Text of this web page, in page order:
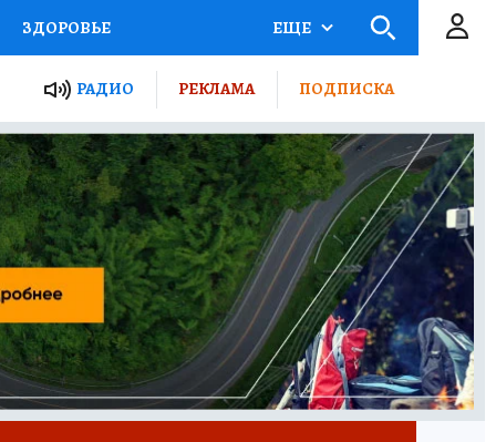
ЗДОРОВЬЕ
РОССИИ
ПУТЕВОДИТЕЛЬ
ТУРИЗМ
ПОТРЕБИТЕЛЯ ВСЕ О КП
ЕЩЕ
РАДИО РЕКЛАМА ПОДПИСКА